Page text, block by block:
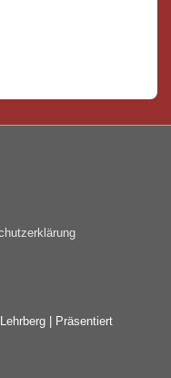
| Präsentiert